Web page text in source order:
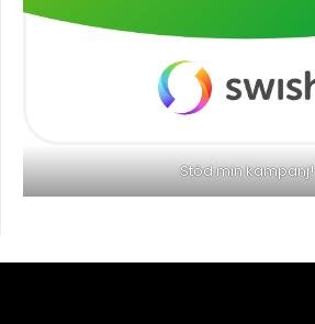
Stöd min kampanj!